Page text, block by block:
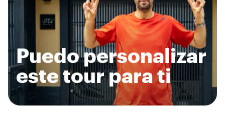
Puedo personalizar
este tour para ti